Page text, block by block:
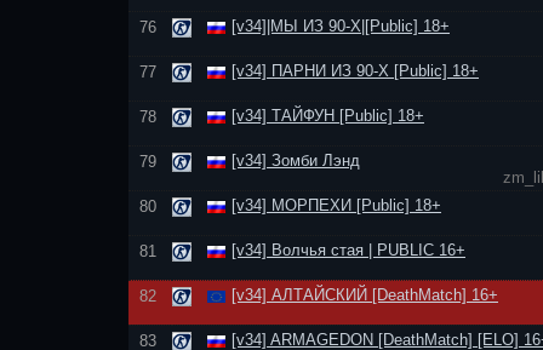
76 [v34]|МЫ ИЗ 90-Х|[Public] 18+
77 [v34] ПАРНИ ИЗ 90-Х [Public] 18+
78 [v34] ТАЙФУН [Public] 18+
79
[v34] Зомби Лэнд
80
[v34] МОРПЕХИ [Public] 18+
81 [v34] Волчья стая | PUBLIC 16+
82 [v34] АЛТАЙСКИЙ [DeathMatch] 16+
83 [v34] ARMAGEDON [DeathMatch] [ELO]